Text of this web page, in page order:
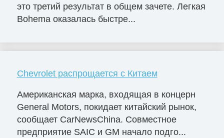
это третий результат в общем зачете. Легкая
Bohema оказалась быстре...
Chevrolet распрощается с Китаем
Американская марка, входящая в концерн
General Motors, покидает китайский рынок,
сообщает CarNewsChina. Совместное
предприятие SAIC и GM начало подго...